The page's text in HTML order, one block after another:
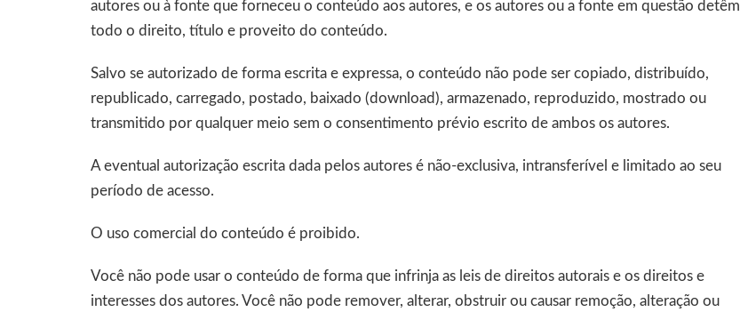
autores ou à fonte que forneceu o conteúdo aos autores, e os autores ou a fonte em questão detêm
todo o direito, título e proveito do conteúdo.
Salvo se autorizado de forma escrita e expressa, o conteúdo não pode ser copiado, distribuído,
republicado, carregado, postado, baixado (download), armazenado, reproduzido, mostrado ou
transmitido por qualquer meio sem o consentimento prévio escrito de ambos os autores.
A eventual autorização escrita dada pelos autores é não-exclusiva, intransferível e limitado ao seu
período de acesso.
O uso comercial do conteúdo é proibido.
Você não pode usar o conteúdo de forma que infrinja as leis de direitos autorais e os direitos e
interesses dos autores. Você não pode remover, alterar, obstruir ou causar remoção, alteração ou